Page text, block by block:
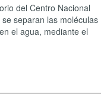
del Centro Nacional
separan las moléculas
el agua, mediante el